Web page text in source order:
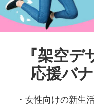
『架空
応援バ
・女性向けの新生